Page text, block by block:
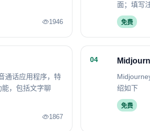
1946
面；填写
免费
通话应用程序，特
，包括文字聊
1867
04
绍如下
免费